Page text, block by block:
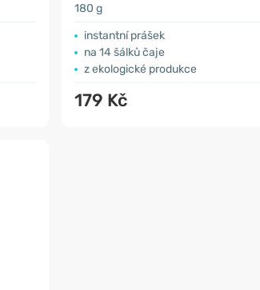
180 g
instantní prášek
na 14 šálků čaje
z ekologické produkce
179 Kč